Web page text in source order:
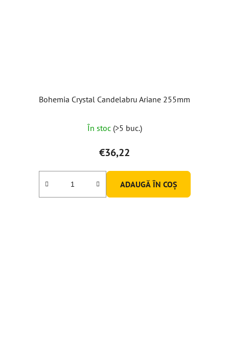
Bohemia Crystal Candelabru Ariane 255mm
În stoc (>5 buc.)
€36,22
ADAUGĂ ÎN COŞ